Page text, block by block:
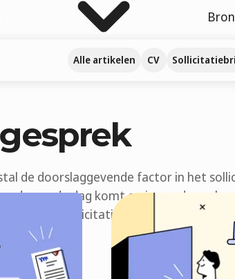
Alle artikelen CV
de doorslaggevende factor in het
voor de dag komt en je goed
om een sollicitatiegesprek succesvol